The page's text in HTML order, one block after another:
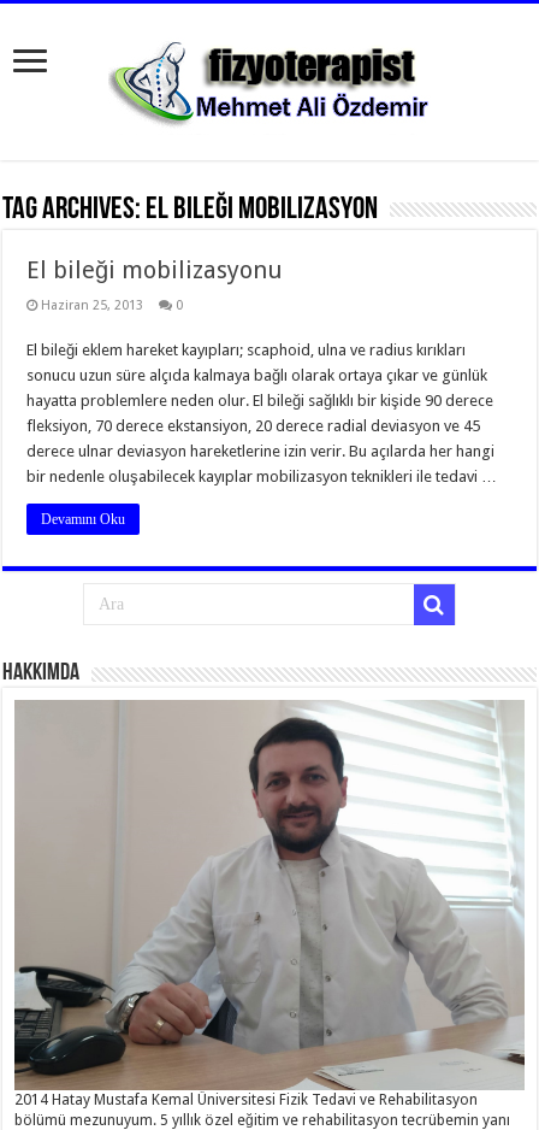
Tag Archives: el bileği mobilizasyon
El bileği mobilizasyonu
Haziran 25, 2013 0
El bileği eklem hareket kayıpları; scaphoid, ulna ve radius kırıkları
sonucu uzun süre alçıda kalmaya bağlı olarak ortaya çıkar ve günlük
hayatta problemlere neden olur. El bileği sağlıklı bir kişide 90 derece
fleksiyon, 70 derece ekstansiyon, 20 derece radial deviasyon ve 45
derece ulnar deviasyon hareketlerine izin verir. Bu açılarda her hangi
bir nedenle oluşabilecek kayıplar mobilizasyon teknikleri ile tedavi …
Devamını Oku
Hakkımda
2014 Hatay Mustafa Kemal Üniversitesi Fizik Tedavi ve Rehabilitasyon
bölümü mezunuyum. 5 yıllık özel eğitim ve rehabilitasyon tecrübemin yanı